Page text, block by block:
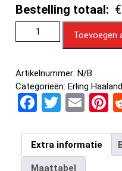
Bestelling totaal:
Toevoegen
Artikelnummer: N/B
Categorieën: Erling
F
ce
b
T
tt
er
E
ail
Extra informatie
Maattabel